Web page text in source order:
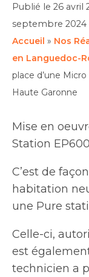
Publié le 26 avril
septembre 2024
Accueil » Nos
en Languedoc-
place d’une
Haute Garonne
Mise en
Station EP600
C’est de
habitation
une Pure
Celle-ci,
est
technicien a